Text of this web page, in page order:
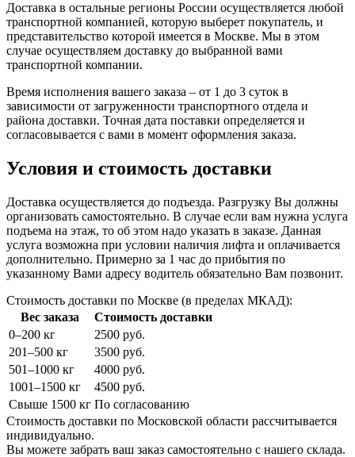
Доставка в остальные регионы России осуществляется любой
транспортной компанией, которую выберет покупатель, и
представительство которой имеется в Москве. Мы в этом
случае осуществляем доставку до выбранной вами
транспортной компании.
Время исполнения вашего заказа – от 1 до 3 суток в
зависимости от загруженности транспортного отдела и
района доставки. Точная дата поставки определяется и
согласовывается с вами в момент оформления заказа.
Условия и стоимость доставки
Доставка осуществляется до подъезда. Разгрузку Вы должны
организовать самостоятельно. В случае если вам нужна услуга
подъема на этаж, то об этом надо указать в заказе. Данная
услуга возможна при условии наличия лифта и оплачивается
дополнительно. Примерно за 1 час до прибытия по
указанному Вами адресу водитель обязательно Вам позвонит.
Стоимость доставки по Москве (в пределах МКАД):
Вес заказа
Стоимость доставки
0–200 кг
2500 руб.
201–500 кг
3500 руб.
501–1000 кг
4000 руб.
1001–1500 кг
4500 руб.
Свыше 1500 кг По согласованию
Стоимость доставки по Московской области рассчитывается
индивидуально.
Вы можете забрать ваш заказ самостоятельно с нашего склада.